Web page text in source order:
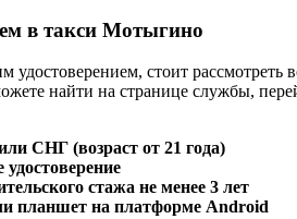
в такси Мотыгино
удостоверением, стоит
найти на странице службы,
СНГ (возраст от 21 года)
удостоверение
стажа не менее 3 лет
планшет на платформе Android